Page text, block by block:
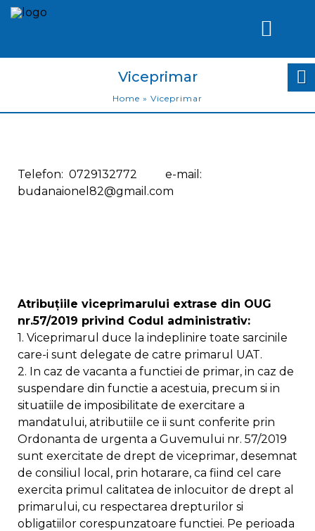
Viceprimar
Home » Viceprimar
Telefon: 0729132772 e-mail:
budanaionel82@gmail.com
Atribuţiile viceprimarului extrase din OUG
nr.57/2019 privind Codul administrativ:
1. Viceprimarul duce la indeplinire toate sarcinile
care-i sunt delegate de catre primarul UAT.
2. In caz de vacanta a functiei de primar, in caz de
suspendare din functie a acestuia, precum si in
situatiile de imposibilitate de exercitare a
mandatului, atributiile ce ii sunt conferite prin
Ordonanta de urgenta a Guvemului nr. 57/2019
sunt exercitate de drept de viceprimar, desemnat
de consiliul local, prin hotarare, ca fiind cel care
exercita primul calitatea de inlocuitor de drept al
primarului, cu respectarea drepturilor si
obligatiilor corespunzatoare functiei. Pe perioada